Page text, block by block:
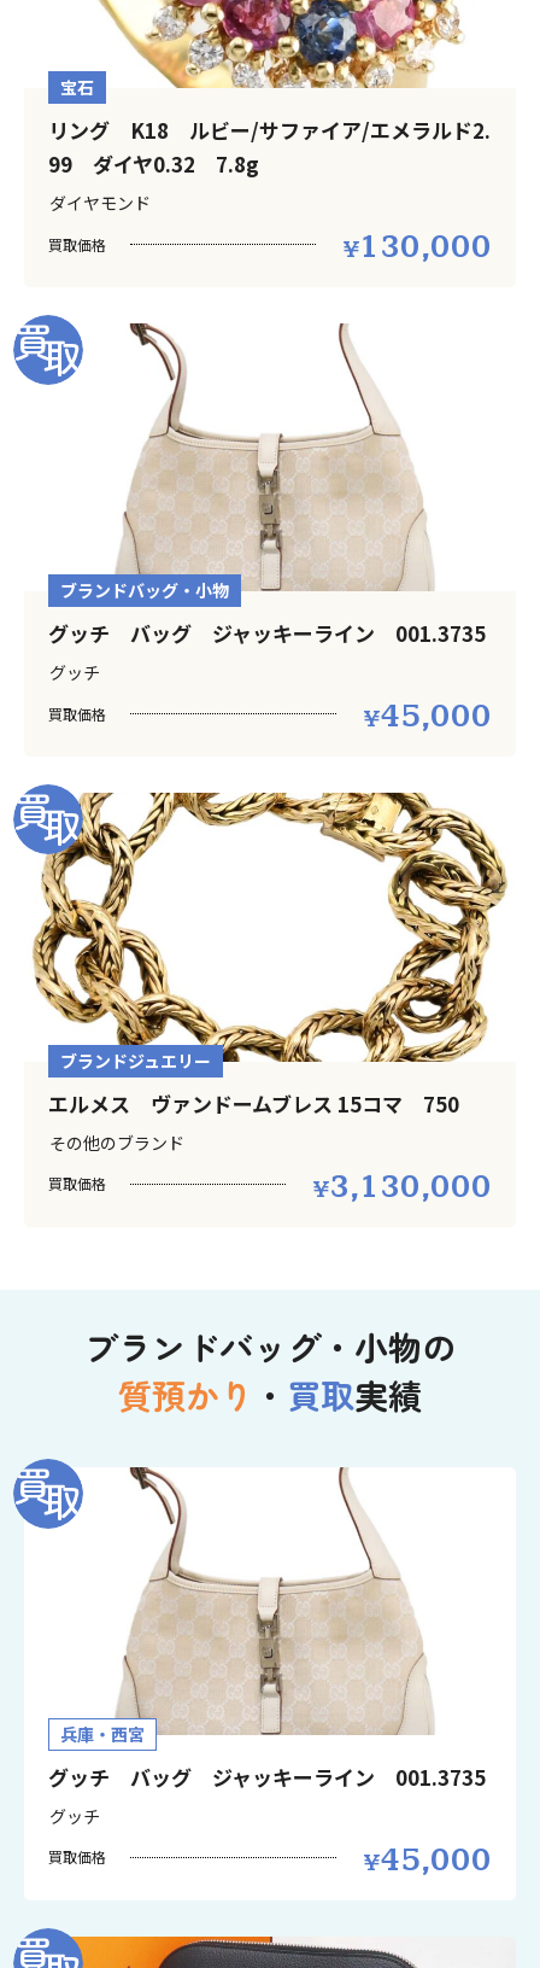
宝石
リング K18 ルビー/サファイア/エメラルド2.
99 ダイヤ0.32 7.8g
ダイヤモンド
買取価格 130,000
ブランドバッグ・小物
グッチ バッグ ジャッキーライン 001.3735
グッチ
買取価格 45,000
ブランドジュエリー
エルメス ヴァンドームブレス 15コマ 750
その他のブランド
買取価格 3,130,000
ブランドバッグ・小物の
質預かり ・ 買取実績
兵庫・西宮
グッチ バッグ ジャッキーライン 001.3735
グッチ
買取価格 45,000